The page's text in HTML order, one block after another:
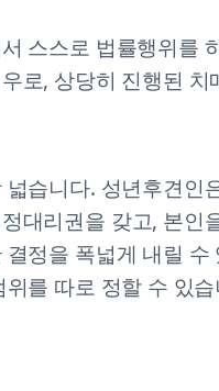
스스로 법률행위를
로, 상당히 진행된
넓습니다. 성년후견인
대리권을 갖고, 본인
결정을 폭넓게 내릴 수
위를 따로 정할 수 있